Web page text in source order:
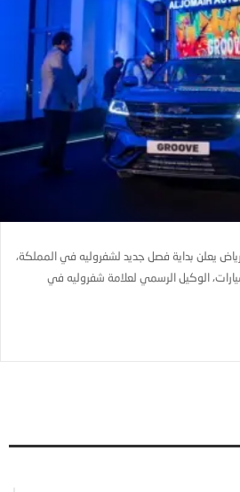
يعلن بداية فصل جديد لشفروليه في المملكة،
الوكيل الرسمي لعلامة شفروليه في